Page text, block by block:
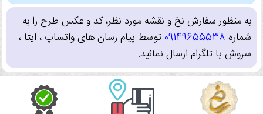
به منظور سفارش نخ و نقشه مورد نظر، کد و عکس طرح را به
شماره 09149655538توسط پیام رسان های واتساپ ، ایتا ،
سروش یا تلگرام ارسال نمائید.